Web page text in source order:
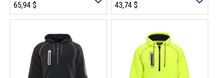
65,94 $
43,74 $